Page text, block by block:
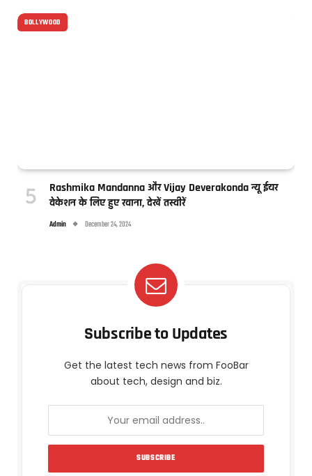
BOLLYWOOD
Rashmika Mandanna और Vijay Deverakonda न्यू ईयर
वेकेशन के लिए हुए रवाना, देखें तस्वीरें
Admin December 24, 2024
Subscribe to Updates
Get the latest tech news from FooBar
about tech, design and biz.